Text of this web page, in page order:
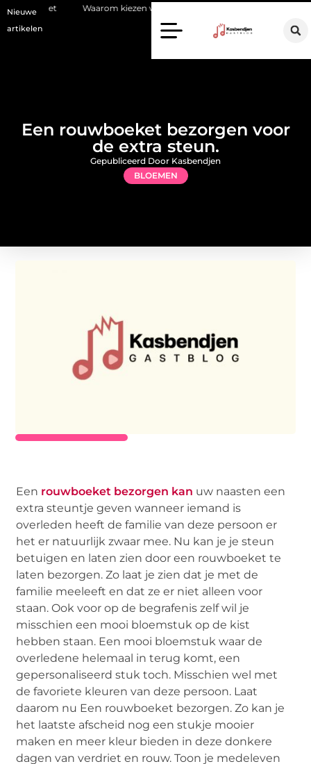
Nieuwe
artikelen
Waarom kiezen voor een stukadoor in Amersfoort?
Een rouwboeket bezorgen voor
de extra steun.
BLOEMEN
Gepubliceerd Door Kasbendjen
Een rouwboeket bezorgen kan uw naasten een
extra steuntje geven wanneer iemand is
overleden heeft de familie van deze persoon er
het er natuurlijk zwaar mee. Nu kan je je steun
betuigen en laten zien door een rouwboeket te
laten bezorgen. Zo laat je zien dat je met de
familie meeleeft en dat ze er niet alleen voor
staan. Ook voor op de begrafenis zelf wil je
misschien een mooi bloemstuk op de kist
hebben staan. Een mooi bloemstuk waar de
overledene helemaal in terug komt, een
gepersonaliseerd stuk toch. Misschien wel met
de favoriete kleuren van deze persoon. Laat
daarom nu Een rouwboeket bezorgen. Zo kan je
het laatste afscheid nog een stukje mooier
maken en meer kleur bieden in deze donkere
dagen van verdriet en rouw. Toon je medeleven